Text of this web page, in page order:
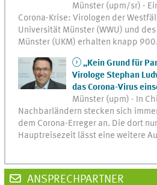
Münster (upm/sr) -
Corona-Krise: Virologen der
Universität Münster (WWU) und
Münster (UKM) erhalten knapp
„Kein Grund für
Virologe Stephan
das Corona-Virus
Münster (upm) - In
Nachbarländern stecken sich
dem Corona-Erreger an. Die dort
Hauptreisezeit lässt eine weitere
ANSPRECHPARTNER